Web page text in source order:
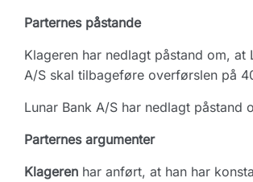
Parternes påstande
Klageren har nedlagt påstand om, at
A/S skal tilbageføre overførslen på
Lunar Bank A/S har nedlagt påstand
Parternes argumenter
Klageren har anført, at han har